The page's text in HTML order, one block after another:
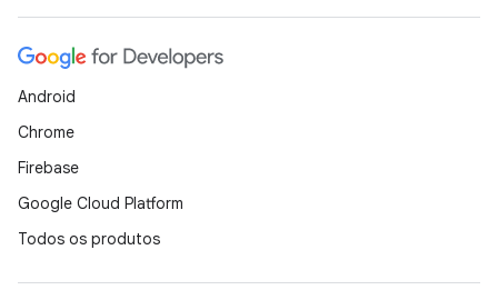
Android
Chrome
Firebase
Google Cloud Platform
Todos os produtos